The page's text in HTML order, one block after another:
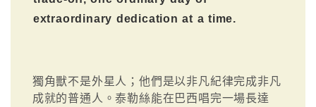
extraordinary dedication at a time.
獨角獸不是外星人；他們是以非凡紀律完成非凡
成就的普通人。泰勒絲能在巴西唱完一場長達